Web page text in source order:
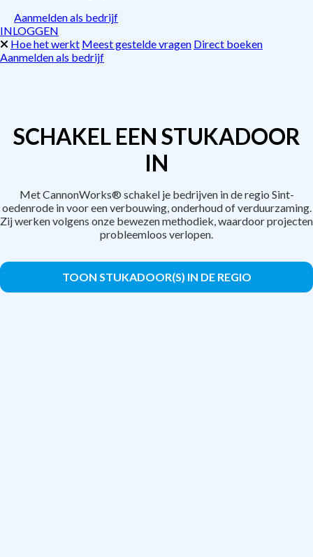
Aanmelden als bedrijf
INLOGGEN
Hoe het werkt Meest gestelde vragen Direct boeken
Aanmelden als bedrijf
SCHAKEL EEN STUKADOOR
IN
Met CannonWorks® schakel je bedrijven in de regio Sint-
oedenrode in voor een verbouwing, onderhoud of verduurzaming.
Zij werken volgens onze bewezen methodiek, waardoor projecten
probleemloos verlopen.
TOON STUKADOOR(S) IN DE REGIO